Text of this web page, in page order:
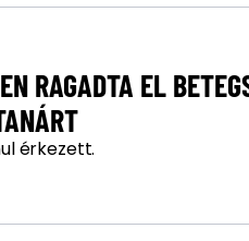
RAGADTA EL
érkezett.